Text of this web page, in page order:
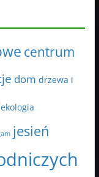
centrum
dom drzewa i
ekologia
jesień